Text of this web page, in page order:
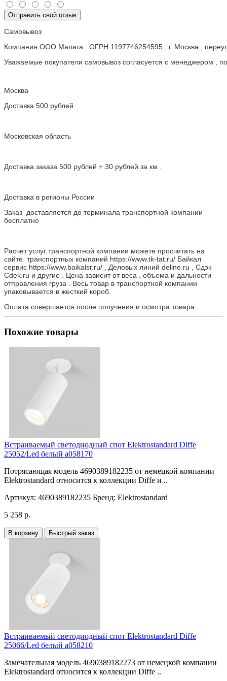
Отправить свой отзыв
Самовывоз
Компания ООО Малага . ОГРН 1197746254595 . г. Москва ,
Уважаемые покупатели самовывоз согласуется с менеджером ,
Москва
Доставка 500 рублей
Московская область
Доставка заказа 500 рублей + 30 рублей за км .
Доставка в регионы России
Заказ доставляется до терминала транспортной компании
бесплатно
Расчет услуг транспортной компании можете просчитать на
сайте транспортных компаний https://www.tk-tat.ru/ Байкал
сервис https://www.baikalsr.ru/ , Деловых линий deline.ru , Сдэк
Cdek.ru и другие . Цена зависит от веса , объема и дальности
отправления груза . Весь товар в транспортной компании
упаковывается в жесткий короб.
Оплата совершается после получения и осмотра товара.
Похожие товары
Встраиваемый светодиодный спот Elektrostandard Diffe
25052/Led белый a058170
Потрясающая модель 4690389182235 от немецкой компании
Elektrostandard относится к коллекции Diffe и ..
Артикул: 4690389182235 Бренд: Elektrostandard
5 258 р.
В корзину Быстрый заказ
Встраиваемый светодиодный спот Elektrostandard Diffe
25066/Led белый a058210
Замечательная модель 4690389182273 от немецкой компании
Elektrostandard относится к коллекции Diffe ..